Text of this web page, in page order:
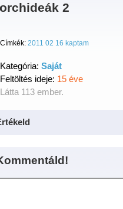
orchideák 2
Címkék: 2011 02 16 kaptam
Kategória: Saját
Feltöltés ideje: 15 éve
Látta 113 ember.